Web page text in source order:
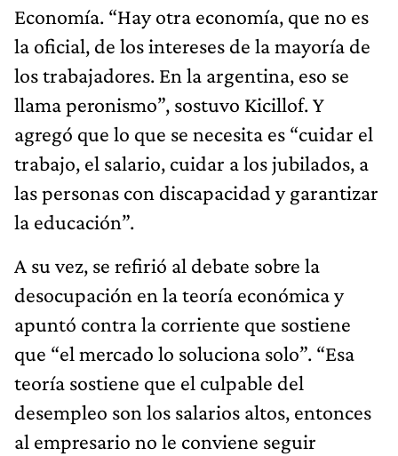
Economía. “Hay otra economía, que no es
la oficial, de los intereses de la mayoría de
los trabajadores. En la argentina, eso se
llama peronismo”, sostuvo Kicillof. Y
agregó que lo que se necesita es “cuidar el
trabajo, el salario, cuidar a los jubilados, a
las personas con discapacidad y garantizar
la educación”.
A su vez, se refirió al debate sobre la
desocupación en la teoría económica y
apuntó contra la corriente que sostiene
que “el mercado lo soluciona solo”. “Esa
teoría sostiene que el culpable del
desempleo son los salarios altos, entonces
al empresario no le conviene seguir